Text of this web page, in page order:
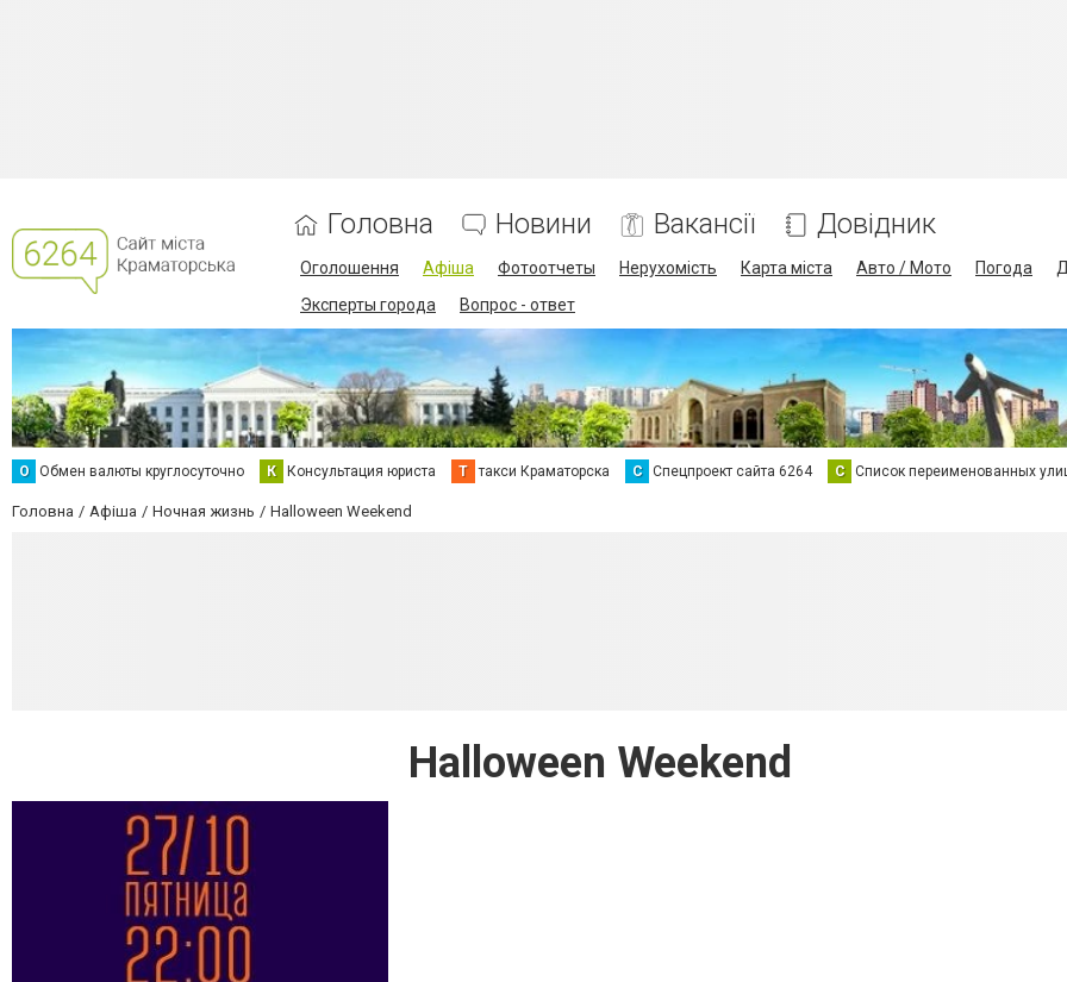
Головна Новини Вакансії Довідник
Оголошення Афіша Фотоотчеты Нерухомість Карта міста Авто / Мото Погода
Эксперты города
Вопрос - ответ
О Обмен валюты круглосуточно К Консультация юриста Т такси Краматорска С Спецпроект сайта 6264 С Список переименованных
Головна Афіша Ночная жизнь Halloween Weekend
Halloween Weekend